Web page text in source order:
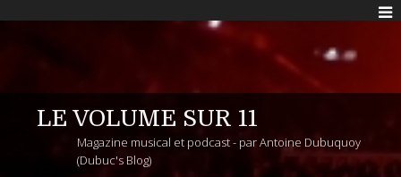
LE VOLUME SUR 11
Magazine musical et podcast - par Antoine Dubuquoy
(Dubuc's Blog)